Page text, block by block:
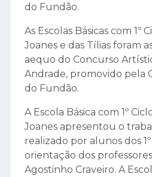
do Fundão.
As Escolas Básicas com 1º
Joanes e das Tílias foram
aequo do Concurso
Andrade, promovido pela
do Fundão.
A Escola Básica com 1º
Joanes apresentou o
realizado por alunos dos 1º
orientação dos
Agostinho Craveiro. A